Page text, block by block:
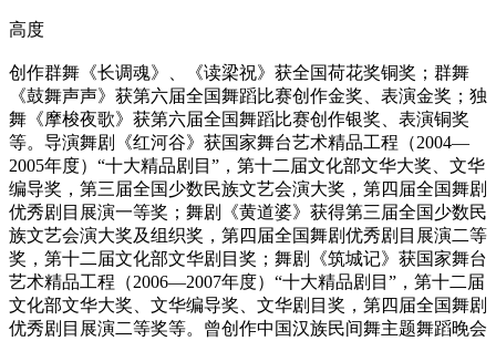
高度
创作群舞《长调魂》、《读梁祝》获全国荷花奖铜奖；群舞
《鼓舞声声》获第六届全国舞蹈比赛创作金奖、表演金奖；独
舞《摩梭夜歌》获第六届全国舞蹈比赛创作银奖、表演铜奖
等。导演舞剧《红河谷》获国家舞台艺术精品工程（2004—
2005年度）“十大精品剧目”，第十二届文化部文华大奖、文华
编导奖，第三届全国少数民族文艺会演大奖，第四届全国舞剧
优秀剧目展演一等奖；舞剧《黄道婆》获得第三届全国少数民
族文艺会演大奖及组织奖，第四届全国舞剧优秀剧目展演二等
奖，第十二届文化部文华剧目奖；舞剧《筑城记》获国家舞台
艺术精品工程（2006—2007年度）“十大精品剧目”，第十二届
文化部文华大奖、文华编导奖、文华剧目奖，第四届全国舞剧
优秀剧目展演二等奖等。曾创作中国汉族民间舞主题舞蹈晚会